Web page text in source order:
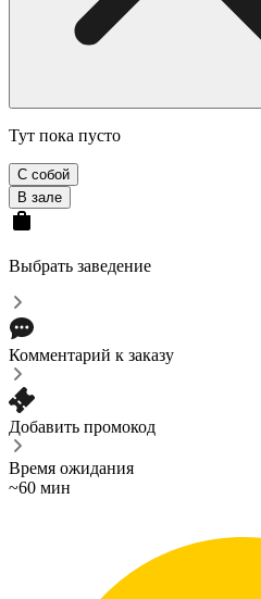
Тут пока пусто
С собой
В зале
Выбрать заведение
Комментарий к заказу
Добавить промокод
Время ожидания
~60 мин